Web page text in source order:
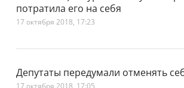
потратила его на себя
17 октября 2018, 17:23
Депутаты передумали отменять
17 октября 2018, 17:05